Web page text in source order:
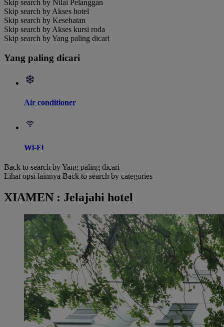
Skip search by Nilai Pelanggan
Skip search by Akses hotel
Skip search by Kesehatan
Skip search by Akses kursi roda
Skip search by Yang paling dicari
Yang paling dicari
Air conditioner
Wi-Fi
Back to search by Yang paling dicari
Lihat opsi lainnya Back to search by categories
XIAMEN : Jelajahi hotel